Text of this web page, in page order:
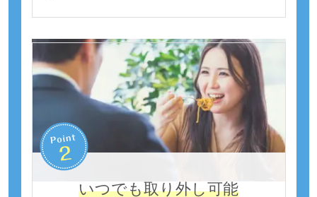
いつでも取り外し可能